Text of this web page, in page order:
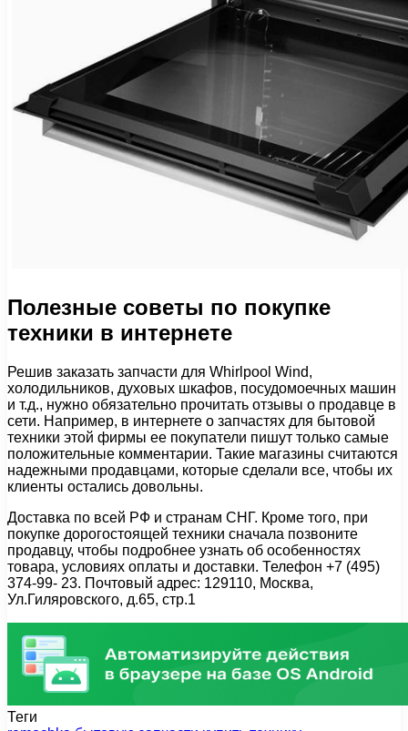
Полезные советы по покупке
техники в интернете
Решив заказать запчасти для Whirlpool Wind,
холодильников, духовых шкафов, посудомоечных машин
и т.д., нужно обязательно прочитать отзывы о продавце в
сети. Например, в интернете о запчастях для бытовой
техники этой фирмы ее покупатели пишут только самые
положительные комментарии. Такие магазины считаются
надежными продавцами, которые сделали все, чтобы их
клиенты остались довольны.
Доставка по всей РФ и странам СНГ. Кроме того, при
покупке дорогостоящей техники сначала позвоните
продавцу, чтобы подробнее узнать об особенностях
товара, условиях оплаты и доставки. Телефон +7 (495)
374-99- 23. Почтовый адрес: 129110, Москва,
Ул.Гиляровского, д.65, стр.1
Теги